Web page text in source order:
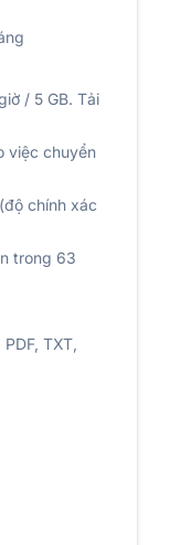
/ 5 GB. Tải
việc chuyển
chính xác
trong 63
TXT,